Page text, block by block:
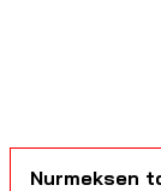
Nurmeksen